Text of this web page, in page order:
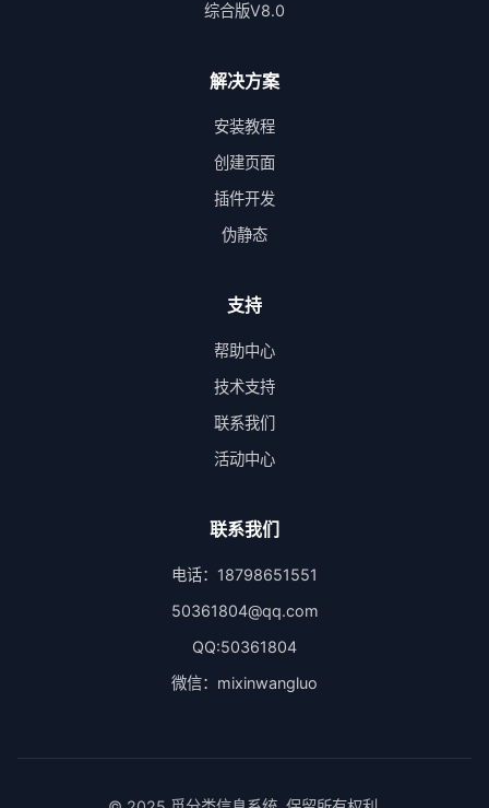
综合版V8.0
解决方案
安装教程
创建页面
插件开发
伪静态
支持
帮助中心
技术支持
联系我们
活动中心
联系我们
电话：18798651551
50361804@qq.com
QQ:50361804
微信：mixinwangluo